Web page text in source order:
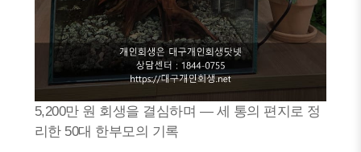
5,200만 원 회생을 결심하며 — 세 통의 편지로 정
리한 50대 한부모의 기록